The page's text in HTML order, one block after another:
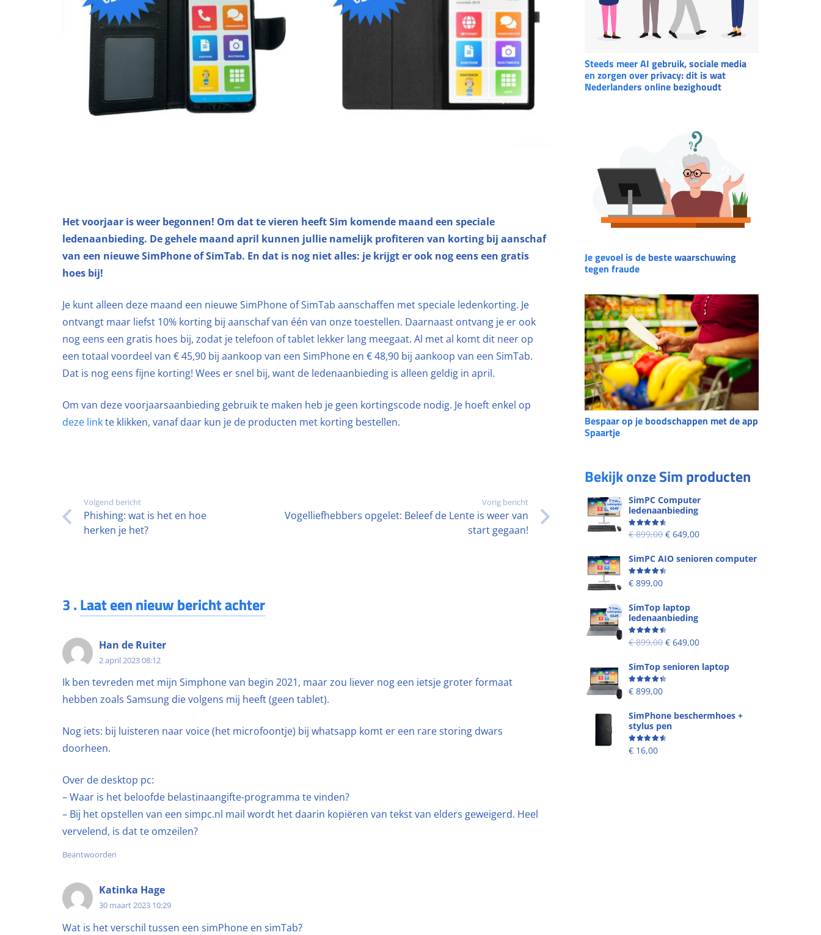
Het voorjaar is weer begonnen! Om dat te vieren heeft Sim komende maand een speciale
ledenaanbieding. De gehele maand april kunnen jullie namelijk profiteren van korting bij aanschaf
van een nieuwe SimPhone of SimTab. En dat is nog niet alles: je krijgt er ook nog eens een gratis
hoes bij!
Je kunt alleen deze maand een nieuwe SimPhone of SimTab aanschaffen met speciale ledenkorting. Je
ontvangt maar liefst 10% korting bij aanschaf van één van onze toestellen. Daarnaast ontvang je er ook
nog eens een gratis hoes bij, zodat je telefoon of tablet lekker lang meegaat. Al met al komt dit neer op
een totaal voordeel van € 45,90 bij aankoop van een SimPhone en € 48,90 bij aankoop van een SimTab.
Dat is nog eens fijne korting! Wees er snel bij, want de ledenaanbieding is alleen geldig in april.
Om van deze voorjaarsaanbieding gebruik te maken heb je geen kortingscode nodig. Je hoeft enkel op
deze linkte klikken, vanaf daar kun je de producten met korting bestellen.
Volgend bericht
Phishing: wat is het en hoe
herken je het?
Vorig bericht
Vogelliefhebbers opgelet: Beleef de Lente is weer van
start gegaan!
3.Laat een nieuw bericht achter
Han de Ruiter
2 april 2023 08:12
Ik ben tevreden met mijn Simphone van begin 2021, maar zou liever nog een ietsje groter formaat
hebben zoals Samsung die volgens mij heeft (geen tablet).
Nog iets: bij luisteren naar voice (het microfoontje) bij whatsapp komt er een rare storing dwars
doorheen.
Over de desktop pc:
– Waar is het beloofde belastinaangifte-programma te vinden?
– Bij het opstellen van een simpc.nl mail wordt het daarin kopiëren van tekst van elders geweigerd. Heel
vervelend, is dat te omzeilen?
Beantwoorden
Katinka Hage
30 maart 2023 10:29
Wat is het verschil tussen een simPhone en simTab?
Steeds meer AI gebruik, sociale media
en zorgen over privacy: dit is wat
Nederlanders online bezighoudt
Je gevoel is de beste waarschuwing
tegen fraude
Bespaar op je boodschappen met de app
Spaartje
Bekijk onze Sim producten
SimPC Computer
ledenaanbieding
Beoordeling 4.60uit 5
€899,00 € 649,00
SimPC AIO senioren computer
Beoordeling
€ 899,00
SimTop laptop
ledenaanbieding
Beoordeling 4.53uit 5
€899,00 € 649,00
SimTop senioren laptop
Beoordeling
€ 899,00
SimPhone beschermhoes +
stylus pen
Beoordeling
€ 16,00